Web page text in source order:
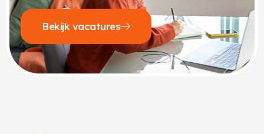
Bekijk vacatures